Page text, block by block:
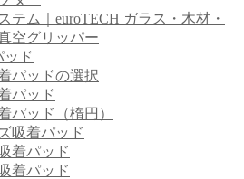
テム｜euroTECH ガラス・木材・
空グリッパー
ッド
パッドの選択
パッド
パッド（楕円）
吸着パッド
着パッド
着パッド